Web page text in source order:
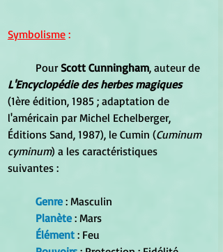
Symbolisme :
	Pour
Scott Cunningham, auteur de
L'Encyclopédie des herbes magiques
(1ère édition, 1985 ; adaptation de
l'américain par Michel Echelberger,
Éditions Sand, 1987), le Cumin (Cuminum
cyminum) a les caractéristiques
suivantes :
Genre : Masculin
Planète : Mars
Élément : Feu